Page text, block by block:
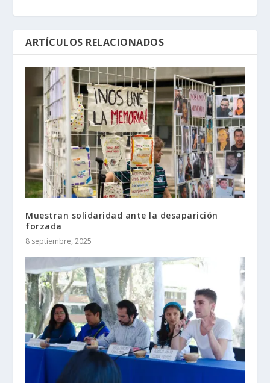
ARTÍCULOS RELACIONADOS
Muestran solidaridad ante la desaparición
forzada
8 septiembre, 2025